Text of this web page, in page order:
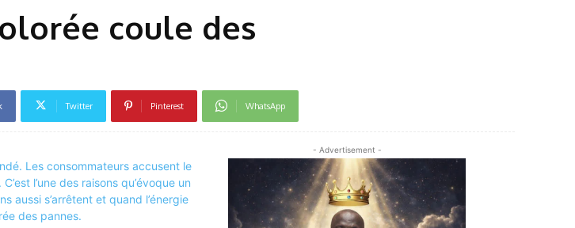
coule des
Twitter Pinterest WhatsApp
- Advertisement -